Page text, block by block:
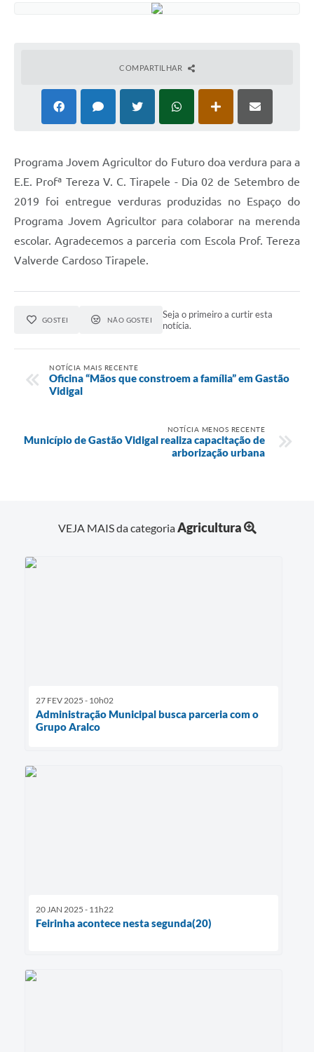
COMPARTILHAR
Programa Jovem Agricultor do Futuro doa verdura para a
E.E. Profª Tereza V. C. Tirapele - Dia 02 de Setembro de
2019 foi entregue verduras produzidas no Espaço do
Programa Jovem Agricultor para colaborar na merenda
escolar. Agradecemos a parceria com Escola Prof. Tereza
Valverde Cardoso Tirapele.
GOSTEI NÃO GOSTEI
Seja o primeiro a curtir esta
notícia.
NOTÍCIA MAIS RECENTE
Oficina “Mãos que constroem a família” em Gastão
Vidigal
NOTÍCIA MENOS RECENTE
Município de Gastão Vidigal realiza capacitação de
arborização urbana
VEJA MAIS da categoriaAgricultura
27 FEV 2025 - 10h02
Administração Municipal busca parceria com o
Grupo Aralco
20 JAN 2025 - 11h22
Feirinha acontece nesta segunda(20)